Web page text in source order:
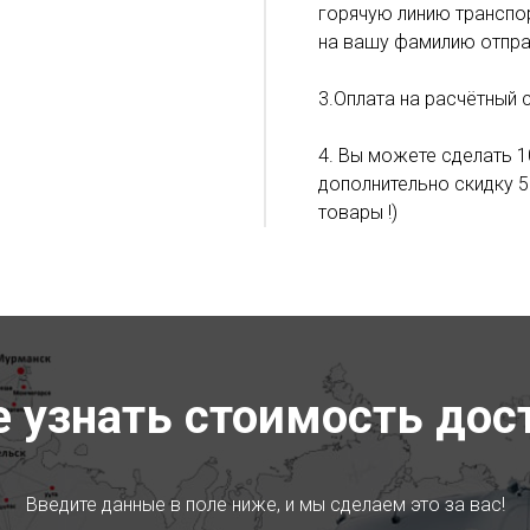
горячую линию
на вашу фамилию
3.Оплата на
4. Вы можете сделать
дополнительно скидку
товары !)
узнать стоимость
Введите данные в поле ниже, и мы сделаем это за вас!